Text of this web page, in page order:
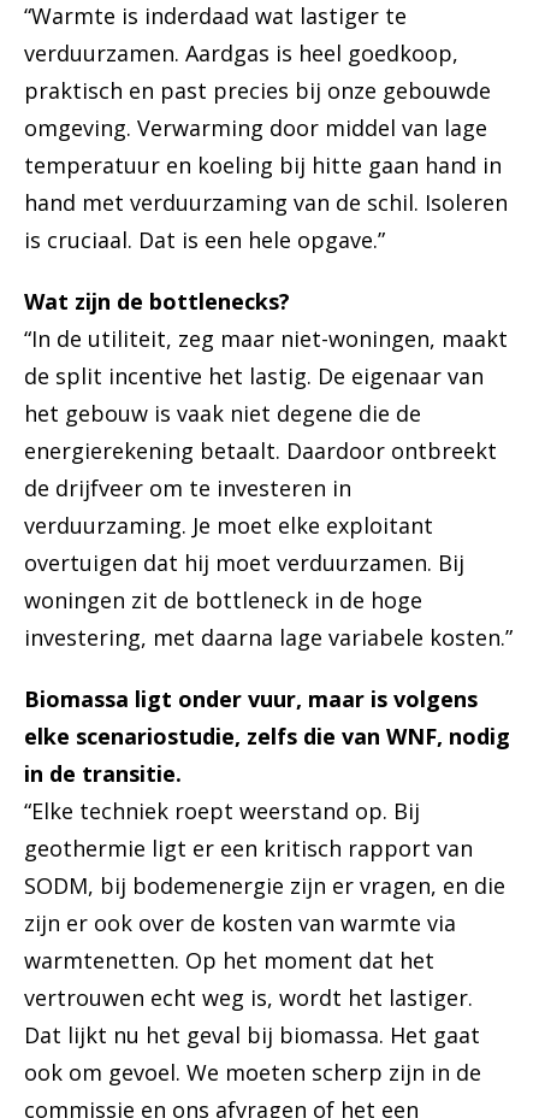
“Warmte is inderdaad wat lastiger te
verduurzamen. Aardgas is heel goedkoop,
praktisch en past precies bij onze gebouwde
omgeving. Verwarming door middel van lage
temperatuur en koeling bij hitte gaan hand in
hand met verduurzaming van de schil. Isoleren
is cruciaal. Dat is een hele opgave.”
Wat zijn de bottlenecks?
“In de utiliteit, zeg maar niet-woningen, maakt
de split incentive het lastig. De eigenaar van
het gebouw is vaak niet degene die de
energierekening betaalt. Daardoor ontbreekt
de drijfveer om te investeren in
verduurzaming. Je moet elke exploitant
overtuigen dat hij moet verduurzamen. Bij
woningen zit de bottleneck in de hoge
investering, met daarna lage variabele kosten.”
Biomassa ligt onder vuur, maar is volgens
elke scenariostudie, zelfs die van WNF, nodig
in de transitie.
“Elke techniek roept weerstand op. Bij
geothermie ligt er een kritisch rapport van
SODM, bij bodemenergie zijn er vragen, en die
zijn er ook over de kosten van warmte via
warmtenetten. Op het moment dat het
vertrouwen echt weg is, wordt het lastiger.
Dat lijkt nu het geval bij biomassa. Het gaat
ook om gevoel. We moeten scherp zijn in de
commissie en ons afvragen of het een